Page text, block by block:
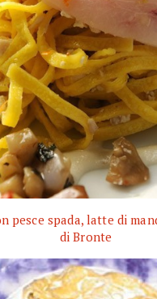
pesce spada, latte di
di Bronte